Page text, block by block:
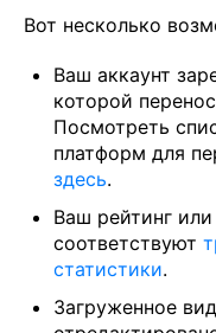
Вот несколько
Ваш аккаунт
которой
Посмотреть
платформ для
здесь.
Ваш рейтинг
соответствуют
статистики.
Загруженное